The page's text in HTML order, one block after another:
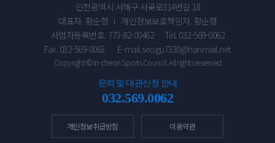
인천광역시 서해구 서곶로314번길 18
대표자. 황순형
개인정보보호책임자. 황순형
사업자등록번호. 773-82-00462
Tel. 032-569-0062
Fax. 032-569-0063
E-mail.seogu7330@hanmail.net
Copyright © In-cheon Sports Council. All rights reserved
문의 및 대관신청 안내
032.569.0062
개인정보취급방침 이용약관